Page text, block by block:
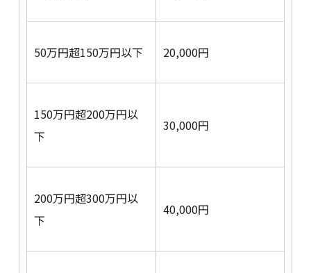
50万円超150万円以下 20,000円
150万円超200万円以
下
30,000円
200万円超300万円以
下
40,000円